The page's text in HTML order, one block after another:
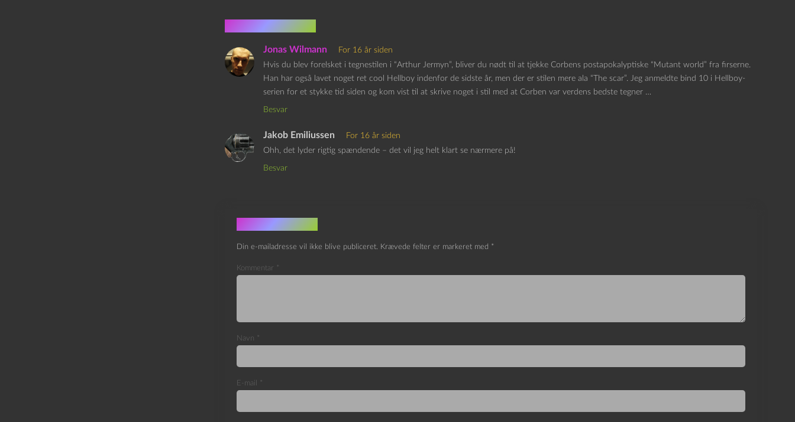
2 kommentarer
Jonas Wilmann
For 16 år siden
Hvis du blev forelsket i tegnestilen i “Arthur Jermyn”, bliver du nødt til at tjekke Corbens postapokalyptiske “Mutant world” fra firserne.
Han har også lavet noget ret cool Hellboy indenfor de sidste år, men der er stilen mere ala “The scar”. Jeg anmeldte bind 10 i Hellboy-
serien for et stykke tid siden og kom vist til at skrive noget i stil med at Corben var verdens bedste tegner …
Besvar
Jakob Emiliussen
For 16 år siden
Ohh, det lyder rigtig spændende – det vil jeg helt klart se nærmere på!
Besvar
Skriv et svar
Din e-mailadresse vil ikke blive publiceret. Krævede felter er markeret med *
Kommentar *
Navn *
E-mail *